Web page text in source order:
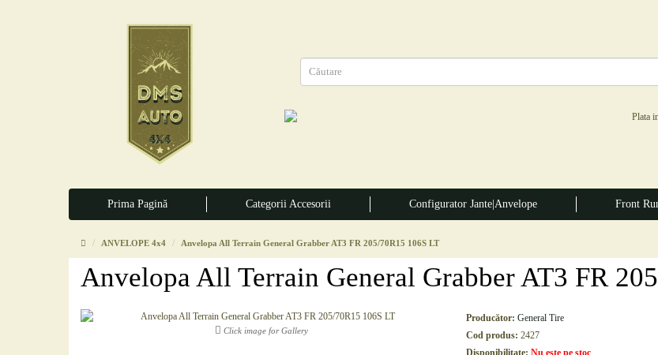
Prima Pagină Categorii Accesorii Configurator Jante|Anvelope Front
ANVELOPE 4x4 Anvelopa All Terrain General Grabber AT3 FR 205/70R15 106S LT
Anvelopa All Terrain General Grabber AT3 FR
Click image for Gallery
Producător: General Tire
Cod produs: 2427
Disponibilitate: Nu este pe stoc